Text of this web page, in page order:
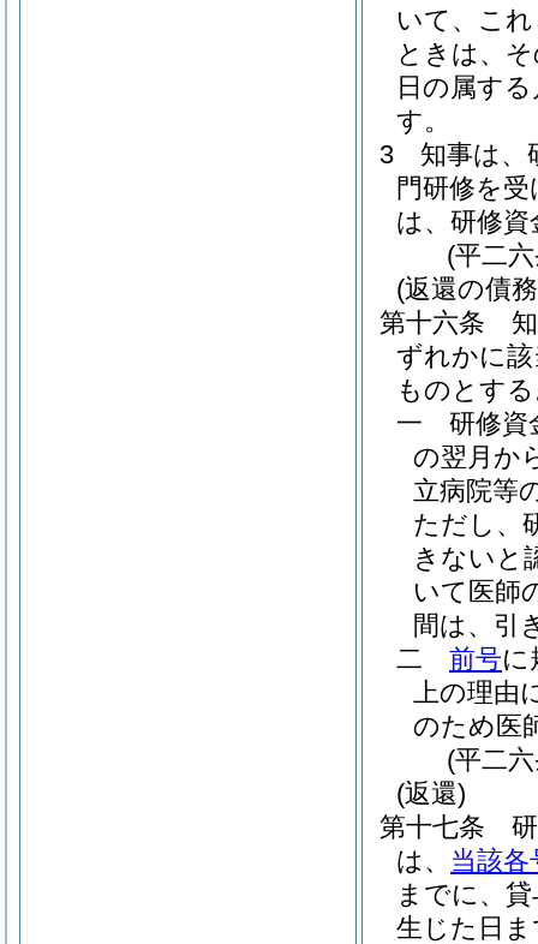
いて、こ
ときは、
日の属す
す。
3
知事は、
門研修を
は、研修
(平二
(返還の債
第十六条
ずれかに
ものとす
一
研修資
の翌月か
立病院等
ただし、
きないと
いて医師
間は、引
二
前号に
上の理由
のため医
(平二
(返還)
第十七条
は、 当該各
までに、
生じた日